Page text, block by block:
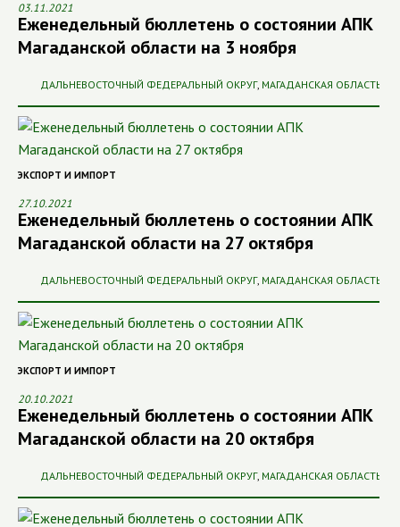
03.11.2021
Еженедельный бюллетень о состоянии АПК
Магаданской области на 3 ноября
ДАЛЬНЕВОСТОЧНЫЙ ФЕДЕРАЛЬНЫЙ ОКРУГ, МАГАДАНСКАЯ ОБЛАСТЬ
ЭКСПОРТ И ИМПОРТ
27.10.2021
Еженедельный бюллетень о состоянии АПК
Магаданской области на 27 октября
ДАЛЬНЕВОСТОЧНЫЙ ФЕДЕРАЛЬНЫЙ ОКРУГ, МАГАДАНСКАЯ ОБЛАСТЬ
ЭКСПОРТ И ИМПОРТ
20.10.2021
Еженедельный бюллетень о состоянии АПК
Магаданской области на 20 октября
ДАЛЬНЕВОСТОЧНЫЙ ФЕДЕРАЛЬНЫЙ ОКРУГ, МАГАДАНСКАЯ ОБЛАСТЬ